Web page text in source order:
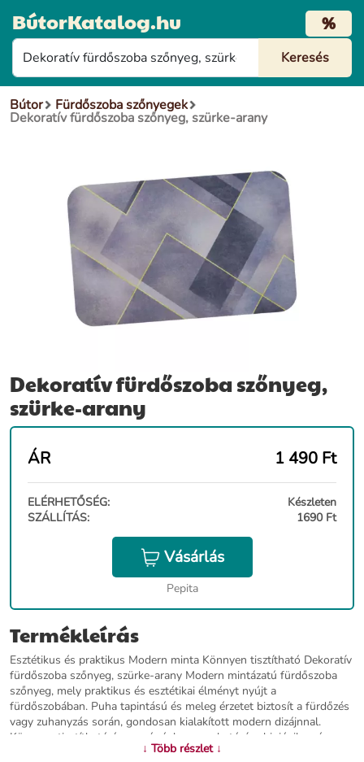
BútorKatalog.hu %
Bútor Fürdőszoba szőnyegek
Dekoratív fürdőszoba szőnyeg, szürke-arany
Dekoratív fürdőszoba szőnyeg,
szürke-arany
ÁR 1 490 Ft
ELÉRHETŐSÉG:
Készleten
SZÁLLÍTÁS:
1690 Ft
Vásárlás
Pepita
Termékleírás
Esztétikus és praktikus Modern minta Könnyen tisztítható Dekoratív
fürdőszoba szőnyeg, szürke-arany Modern mintázatú fürdőszoba
szőnyeg, mely praktikus és esztétikai élményt nyújt a
fürdőszobában. Puha tapintású és meleg érzetet biztosít a fürdőzés
vagy zuhanyzás során, gondosan kialakított modern dizájnnal.
Könnyen tisztítható és mosógépben mosható, így higiénikus és
stílusos kiegészítője lehet fürdőszobádnak. Főbb jellemzők: Modern
↓ Több részlet ↓